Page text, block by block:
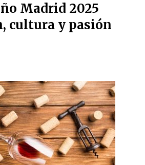
Madrid 2025
cultura y pasión